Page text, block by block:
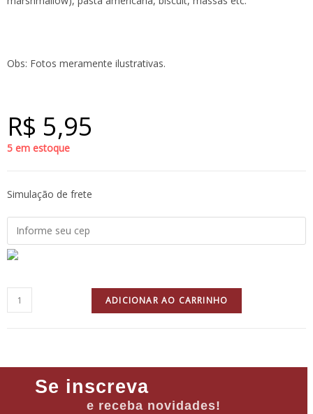
Obs: Fotos meramente ilustrativas.
R$ 5,95
5 em estoque
Simulação de frete
ADICIONAR AO CARRINHO
Se inscreva
e receba novidades!